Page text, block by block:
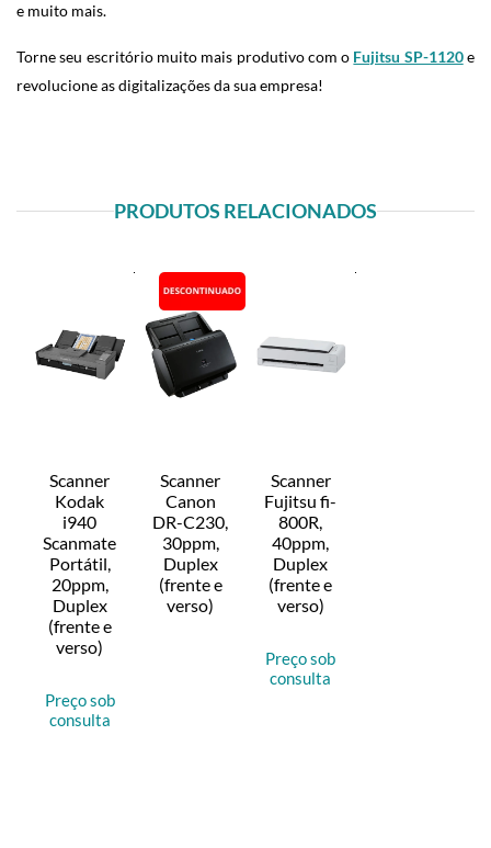
e muito mais.
Torne seu escritório muito mais produtivo com o Fujitsu SP-1120e
revolucione as digitalizações da sua empresa!
PRODUTOS RELACIONADOS
Scanner
Kodak
i940
Scanmate
Portátil,
20ppm,
Duplex
(frente e
verso)
Preço sob
consulta
Scanner
Canon
DR-C230,
30ppm,
Duplex
(frente e
verso)
Scanner
Fujitsu fi-
800R,
40ppm,
Duplex
(frente e
verso)
Preço sob
consulta